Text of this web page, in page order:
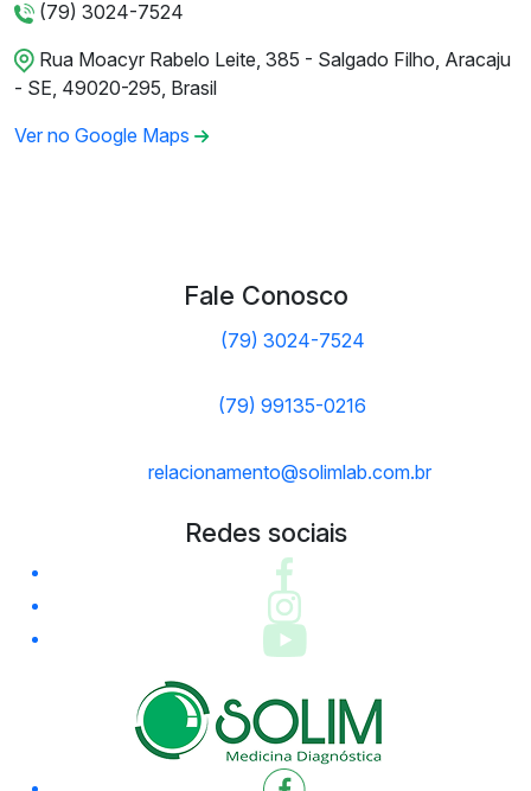
(79) 3024-7524
Rua Moacyr Rabelo Leite, 385 - Salgado Filho, Aracaju
- SE, 49020-295, Brasil
Ver no Google Maps
Fale Conosco
(79) 3024-7524
(79) 99135-0216
relacionamento@solimlab.com.br
Redes sociais